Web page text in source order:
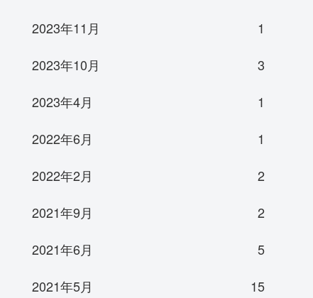
2023年11月
1
2023年10月
3
2023年4月
1
2022年6月
1
2022年2月
2
2021年9月
2
2021年6月
5
2021年5月
15